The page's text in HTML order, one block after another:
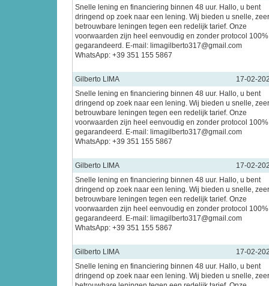
Snelle lening en financiering binnen 48 uur. Hallo, u bent
dringend op zoek naar een lening. Wij bieden u snelle, zeer
betrouwbare leningen tegen een redelijk tarief. Onze
voorwaarden zijn heel eenvoudig en zonder protocol 100%
gegarandeerd. E-mail: limagilberto317@gmail.com
WhatsApp: +39 351 155 5867
Gilberto LIMA
17-02-
Snelle lening en financiering binnen 48 uur. Hallo, u bent
dringend op zoek naar een lening. Wij bieden u snelle, zeer
betrouwbare leningen tegen een redelijk tarief. Onze
voorwaarden zijn heel eenvoudig en zonder protocol 100%
gegarandeerd. E-mail: limagilberto317@gmail.com
WhatsApp: +39 351 155 5867
Gilberto LIMA
17-02-
Snelle lening en financiering binnen 48 uur. Hallo, u bent
dringend op zoek naar een lening. Wij bieden u snelle, zeer
betrouwbare leningen tegen een redelijk tarief. Onze
voorwaarden zijn heel eenvoudig en zonder protocol 100%
gegarandeerd. E-mail: limagilberto317@gmail.com
WhatsApp: +39 351 155 5867
Gilberto LIMA
17-02-
Snelle lening en financiering binnen 48 uur. Hallo, u bent
dringend op zoek naar een lening. Wij bieden u snelle, zeer